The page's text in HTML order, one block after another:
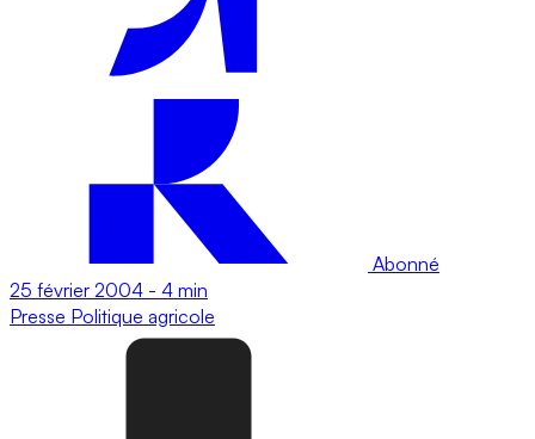
Abonné
25 février 2004 - 4 min
Presse Politique agricole